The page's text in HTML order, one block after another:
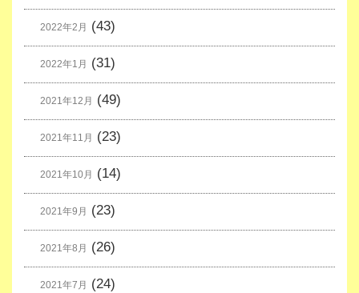
2022年2月 (43)
2022年1月 (31)
2021年12月 (49)
2021年11月 (23)
2021年10月 (14)
2021年9月 (23)
2021年8月 (26)
2021年7月 (24)